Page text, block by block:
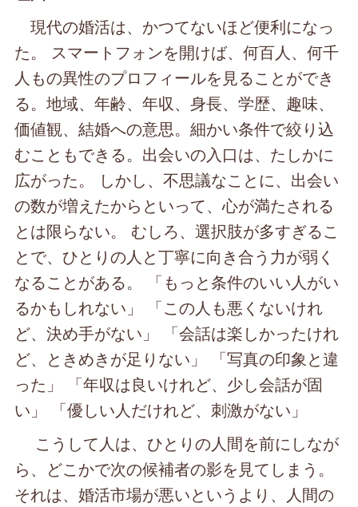
現代の婚活は、かつてないほど便利になっ
た。 スマートフォンを開けば、何百人、何千
人もの異性のプロフィールを見ることができ
る。地域、年齢、年収、身長、学歴、趣味、
価値観、結婚への意思。細かい条件で絞り込
むこともできる。出会いの入口は、たしかに
広がった。 しかし、不思議なことに、出会い
の数が増えたからといって、心が満たされる
とは限らない。 むしろ、選択肢が多すぎるこ
とで、ひとりの人と丁寧に向き合う力が弱く
なることがある。 「もっと条件のいい人がい
るかもしれない」 「この人も悪くないけれ
ど、決め手がない」 「会話は楽しかったけれ
ど、ときめきが足りない」 「写真の印象と違
った」 「年収は良いけれど、少し会話が固
い」 「優しい人だけれど、刺激がない」
こうして人は、ひとりの人間を前にしなが
ら、どこかで次の候補者の影を見てしまう。
それは、婚活市場が悪いというより、人間の